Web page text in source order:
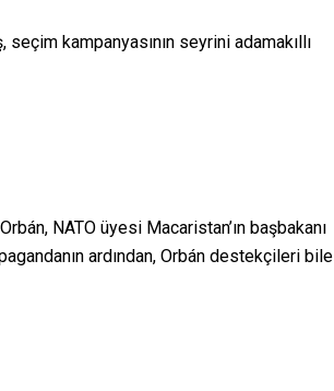
kampanyasının seyrini adamakıllı
NATO üyesi Macaristan’ın başbakanı
ardından, Orbán destekçileri bile